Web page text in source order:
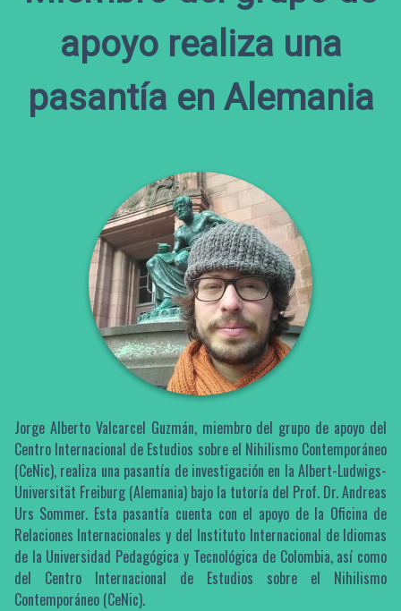
apoyo realiza una
pasantía en Alemania
Jorge Alberto Valcarcel Guzmán, miembro del grupo de apoyo del
Centro Internacional de Estudios sobre el Nihilismo Contemporáneo
(CeNic), realiza una pasantía de investigación en la Albert-Ludwigs-
Universität Freiburg (Alemania) bajo la tutoría del Prof. Dr. Andreas
Urs Sommer. Esta pasantía cuenta con el apoyo de la Oficina de
Relaciones Internacionales y del Instituto Internacional de Idiomas
de la Universidad Pedagógica y Tecnológica de Colombia, así como
del Centro Internacional de Estudios sobre el Nihilismo
Contemporáneo (CeNic).